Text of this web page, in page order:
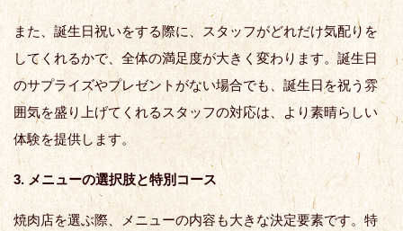
また、誕生日祝いをする際に、スタッフがどれだけ気配りを
してくれるかで、全体の満足度が大きく変わります。誕生日
のサプライズやプレゼントがない場合でも、誕生日を祝う雰
囲気を盛り上げてくれるスタッフの対応は、より素晴らしい
体験を提供します。
3. メニューの選択肢と特別コース
焼肉店を選ぶ際、メニューの内容も大きな決定要素です。特